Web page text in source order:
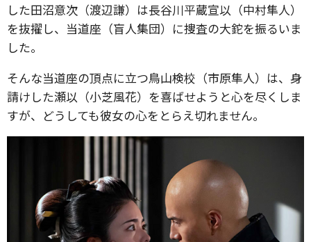
した田沼意次（渡辺謙）は長谷川平蔵宣以（中村隼人）
を抜擢し、当道座（盲人集団）に捜査の大鉈を振るいま
した。
そんな当道座の頂点に立つ鳥山検校（市原隼人）は、身
請けした瀬以（小芝風花）を喜ばせようと心を尽くしま
すが、どうしても彼女の心をとらえ切れません。